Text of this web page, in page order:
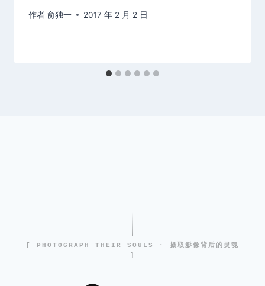
作者俞独一 2017 年 2 月 2 日
[ PHOTOGRAPH THEIR SOULS · 摄取影像背后的灵魂
]